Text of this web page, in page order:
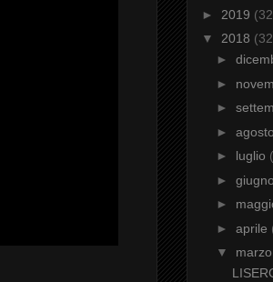
► 2019
▼ 2018
►
►
►
►
► luglio
►
►
►aprile
▼